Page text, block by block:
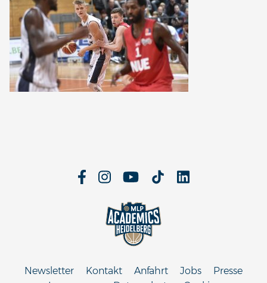
Newsletter Kontakt Anfahrt Jobs
Presse